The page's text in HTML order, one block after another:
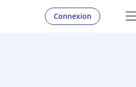
Connexion